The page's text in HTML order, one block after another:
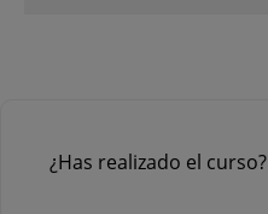
¿Has realizado el curso?